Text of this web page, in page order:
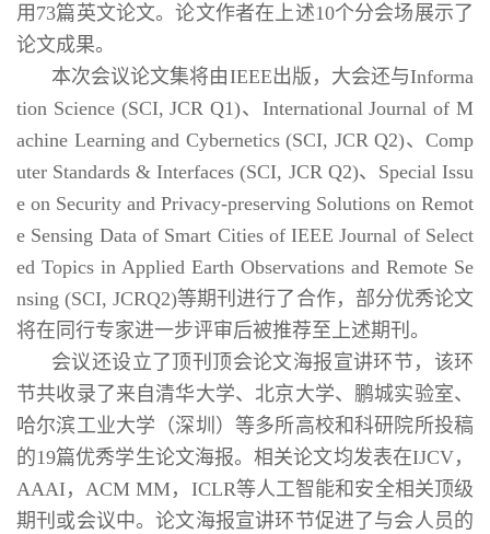
用73篇英文论文。论文作者在上述10个分会场展示了
论文成果。
本次会议论文集将由IEEE出版，大会还与Informa
tion Science (SCI, JCR Q1)、International Journal of M
achine Learning and Cybernetics (SCI, JCR Q2)、Comp
uter Standards & Interfaces (SCI, JCR Q2)、Special Issu
e on Security and Privacy-preserving Solutions on Remot
e Sensing Data of Smart Cities of IEEE Journal of Select
ed Topics in Applied Earth Observations and Remote Se
nsing (SCI, JCRQ2)等期刊进行了合作，部分优秀论文
将在同行专家进一步评审后被推荐至上述期刊。
会议还设立了顶刊顶会论文海报宣讲环节，该环
节共收录了来自清华大学、北京大学、鹏城实验室、
哈尔滨工业大学（深圳）等多所高校和科研院所投稿
的19篇优秀学生论文海报。相关论文均发表在IJCV，
AAAI，ACM MM，ICLR等人工智能和安全相关顶级
期刊或会议中。论文海报宣讲环节促进了与会人员的